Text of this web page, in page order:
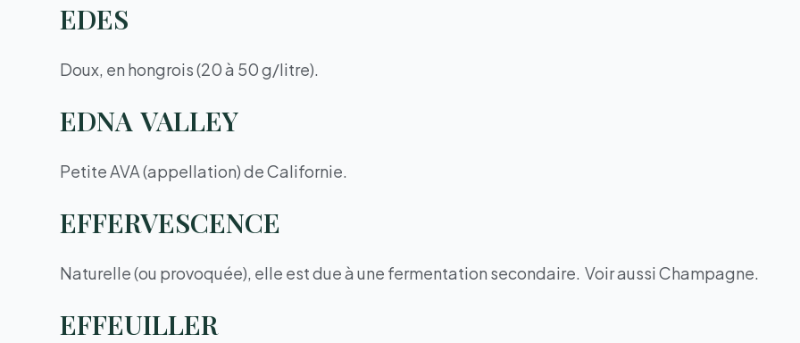
EDES
Doux, en hongrois (20 à 50 g/litre).
EDNA VALLEY
Petite AVA (appellation) de Californie.
EFFERVESCENCE
Naturelle (ou provoquée), elle est due à une fermentation secondaire. Voir aussi Champagne.
EFFEUILLER